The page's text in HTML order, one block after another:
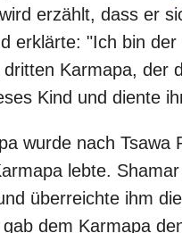
erzählt, dass er
erklärte: "Ich bin
Karmapa, der
Kind und diente
wurde nach
lebte.
überreichte ihm
dem Karmapa